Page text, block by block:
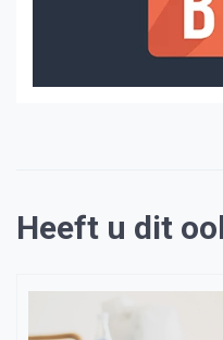
Heeft u dit